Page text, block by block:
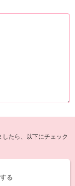
たら、以下にチェック
る